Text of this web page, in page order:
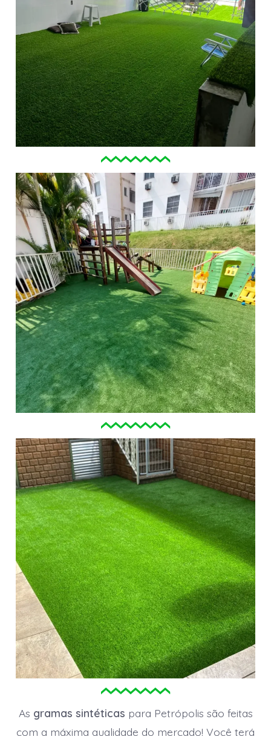
As gramas sintéticas para Petrópolis são feitas
com a máxima qualidade do mercado! Você terá